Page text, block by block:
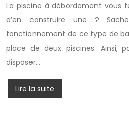
La piscine à débordement vous
d’en construire une ?
fonctionnement de ce type de
place de deux piscines. Ainsi,
disposer…
Lire la suite